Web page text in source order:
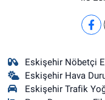
Eskişehir Nöbetçi
Eskişehir Hava
Eskişehir Trafik